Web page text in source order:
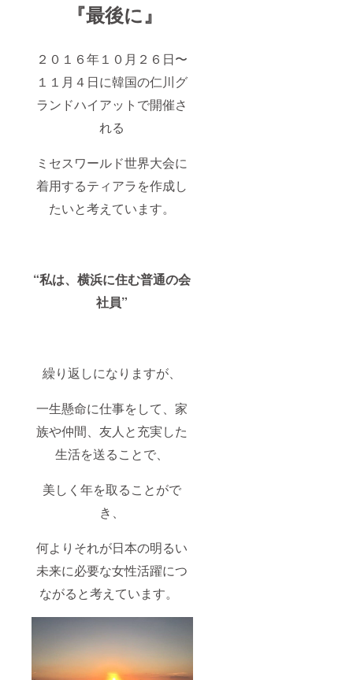
『最後に』
２０１６年１０月２６日〜
１１月４日に韓国の仁川グ
ランドハイアットで開催さ
れる
ミセスワールド世界大会に
着用するティアラを作成し
たいと考えています。
“私は、横浜に住む普通の会
社員”
繰り返しになりますが、
一生懸命に仕事をして、家
族や仲間、友人と充実した
生活を送ることで、
美しく年を取ることがで
き、
何よりそれが日本の明るい
未来に必要な女性活躍につ
ながると考えています。